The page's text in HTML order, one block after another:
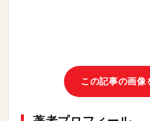
この記事の画像